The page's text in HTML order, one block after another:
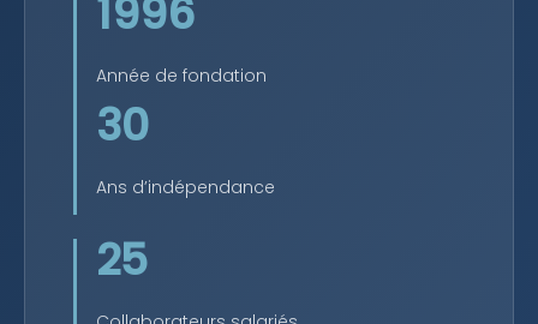
1996
Année de fondation
30
Ans d’indépendance
25